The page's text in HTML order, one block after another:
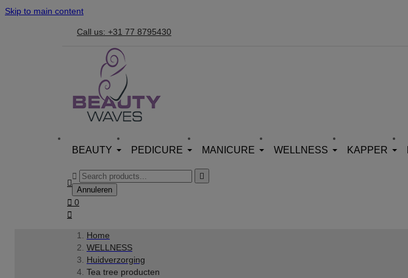
Skip to main content
Call us: +31 77 8795430
BEAUTY PEDICURE MANICURE WELLNESS KAPPER



Annuleren
 0

Home
WELLNESS
Huidverzorging
Tea tree producten